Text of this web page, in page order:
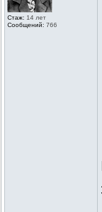
Стаж: 14 лет
Сообщений: 766